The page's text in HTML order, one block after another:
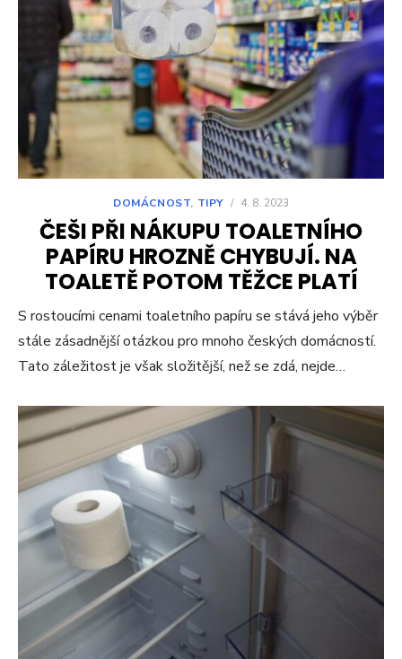
DOMÁCNOST, TIPY / 4. 8. 2023
ČEŠI PŘI NÁKUPU TOALETNÍHO
PAPÍRU HROZNĚ CHYBUJÍ. NA
TOALETĚ POTOM TĚŽCE PLATÍ
S rostoucími cenami toaletního papíru se stává jeho výběr
stále zásadnější otázkou pro mnoho českých domácností.
Tato záležitost je však složitější, než se zdá, nejde…